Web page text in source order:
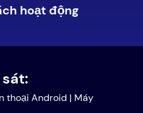
hoạt động
thoại Android | Máy